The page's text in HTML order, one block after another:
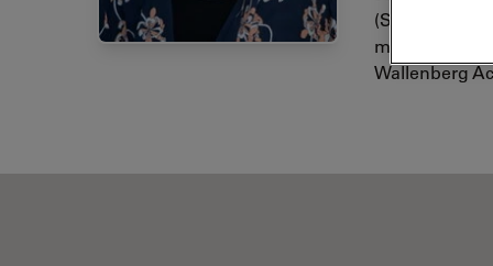
(SKR) für
menschlichen
Wallenberg